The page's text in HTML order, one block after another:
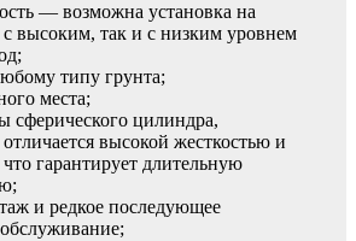
— возможна установка на
с высоким, так и с низким уровнем
типу грунта;
места;
сферического цилиндра,
высокой жесткостью и
гарантирует длительную
и редкое последующее